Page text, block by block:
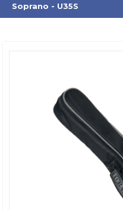
Soprano - U35S